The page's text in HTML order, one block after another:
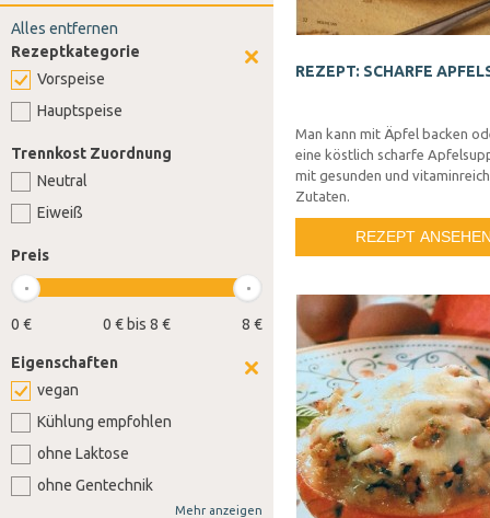
REZEPT: SCHARFE
Man kann mit Äpfel backen
eine köstlich scharfe
mit gesunden und
Zutaten.
REZEPT
Alles entfernen
Rezeptkategorie
Vorspeise
Hauptspeise
Trennkost Zuordnung
Neutral
Eiweiß
Preis
0 € 8 €
0 € bis 8 €
Eigenschaften
vegan
Kühlung empfohlen
ohne Laktose
ohne Gentechnik
Mehr anzeigen